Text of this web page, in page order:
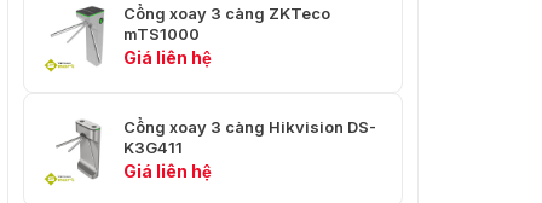
Đầu Ra Báo Động
RS-485
6 (Các giao diện có
Cổng xoay 3 càng ZKTeco
mTS1000
Giá liên hệ
Cổng xoay 3 càng Hikvision DS-
K3G411
Giá liên hệ